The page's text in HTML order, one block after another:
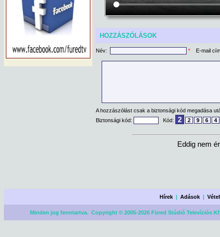
HOZZÁSZÓLÁSOK
Név: * E-mail
A hozzászólást csak a biztonsági kód megadása
Biztonsági kód:
Kód: 2 2 9 6 4
Eddig nem
Hírek |Adások |
Minden jog fenntartva. Copyright © 2005-2026 Füred Stúdió Televíziós